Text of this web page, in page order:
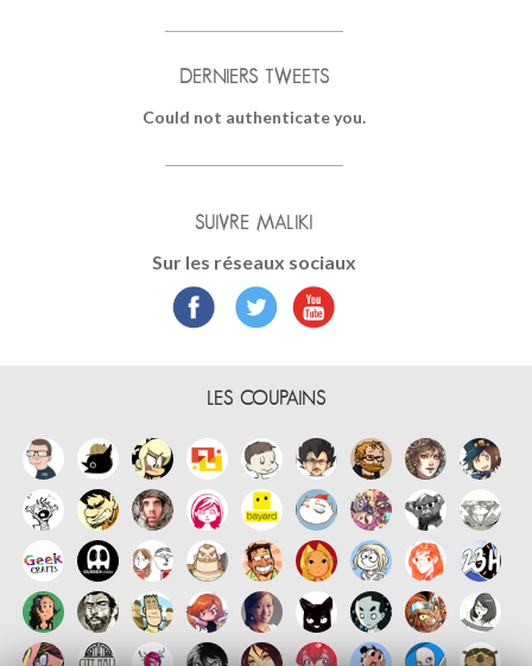
DERNIERS TWEETS
Could not authenticate you.
SUIVRE MALIKI
Sur les réseaux sociaux
LES COUPAINS